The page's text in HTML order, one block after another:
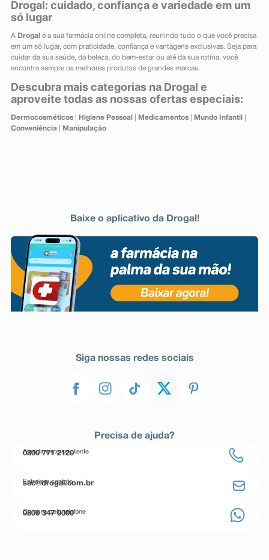
Drogal: cuidado, confiança e variedade em um
só lugar
A Drogal é a sua farmácia online completa, reunindo tudo o que você precisa
em um só lugar, com praticidade, confiança e vantagens exclusivas. Seja para
cuidar da sua saúde, da beleza, do bem-estar ou até da sua rotina, você
encontra sempre os melhores produtos de grandes marcas.
Descubra mais categorias na Drogal e
aproveite todas as nossas ofertas especiais:
Dermocosméticos| Higiene Pessoal Medicamentos| Mundo Infantil
Conveniência| Manipulação
Baixe o aplicativo da Drogal!
Siga nossas redes sociais
Precisa de ajuda?
Atendimento ao cliente
0800 771 2120
Entre em contato
sac@drogal.com.br
Compre pelo telefone
0800 347 0000